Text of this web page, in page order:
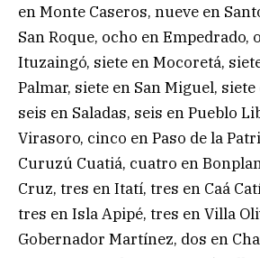
en Monte Caseros, nueve en
San Roque, ocho en Empedrado,
Ituzaingó, siete en Mocoretá,
Palmar, siete en San Miguel, siete
seis en Saladas, seis en Pueblo
Virasoro, cinco en Paso de la
Curuzú Cuatiá, cuatro en
Cruz, tres en Itatí, tres en Caá
tres en Isla Apipé, tres en Villa
Gobernador Martínez, dos en